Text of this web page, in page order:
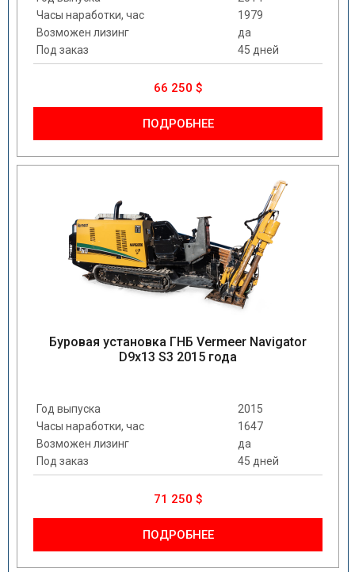
Часы наработки, час
1979
Возможен лизинг
да
Под заказ
45 дней
66 250 $
ПОДРОБНЕЕ
Буровая установка ГНБ Vermeer Navigator
D9x13 S3 2015 года
Год выпуска
2015
Часы наработки, час
1647
Возможен лизинг
да
Под заказ
45 дней
71 250 $
ПОДРОБНЕЕ